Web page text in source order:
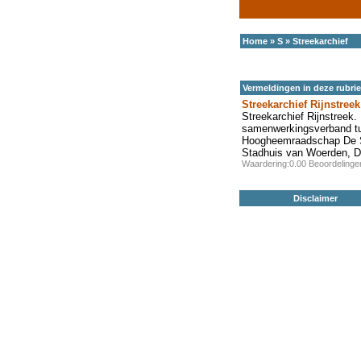
Home » S » Streekarchief
Vermeldingen in deze
Streekarchief Rijnstreek
Streekarchief Rijnstreek.
samenwerkingsverband
Hoogheemraadschap
Stadhuis van Woerden,
Waardering:0.00
Disclaimer